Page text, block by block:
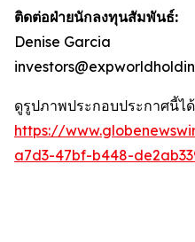
ติดต่อฝ่ายนักลงทุนสัมพันธ์:
Denise Garcia
ดูรูปภาพประกอบประกาศนี้ไ
https://
a7d3-47bf-b448-